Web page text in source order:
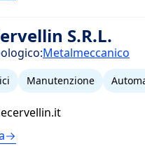
S.R.L.
Metalmeccanico
Manutenzione